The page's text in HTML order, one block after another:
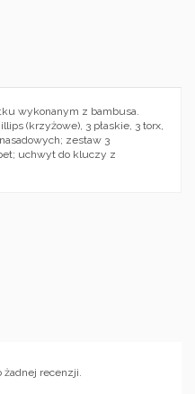
wykonanym z bambusa.
(krzyżowe), 3 płaskie, 3 torx,
zestaw 3
uchwyt do kluczy z
żadnej recenzji.